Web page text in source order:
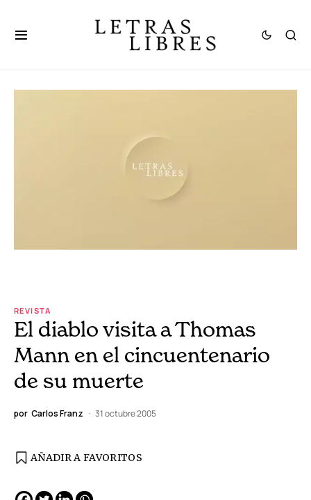
REVISTA
El diablo visita a Thomas
Mann en el cincuentenario
de su muerte
por Carlos Franz 31 octubre 2005
AÑADIR A FAVORITOS